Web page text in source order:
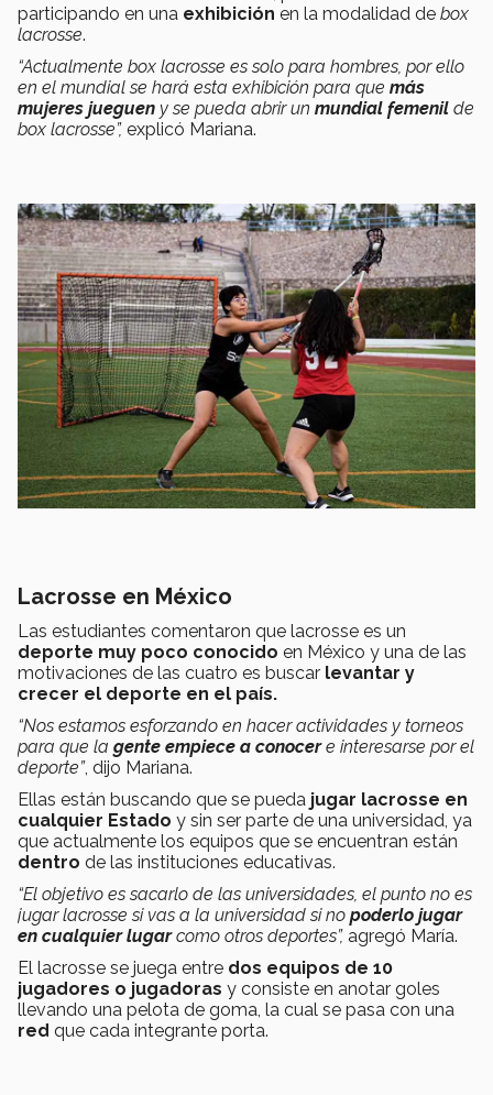
participando en una exhibición en la modalidad de box
lacrosse.
“Actualmente box lacrosse es solo para hombres, por ello
en el mundial se hará esta exhibición para que más
mujeres jueguen y se pueda abrir un mundial femenil de
box lacrosse”, explicó Mariana.
Lacrosse en México
Las estudiantes comentaron que lacrosse es un
deporte muy poco conocido en México y una de las
motivaciones de las cuatro es buscar levantar y
crecer el deporte en el país.
“Nos estamos esforzando en hacer actividades y torneos
para que la gente empiece a conocere interesarse por el
deporte”, dijo Mariana.
Ellas están buscando que se pueda jugar lacrosse en
cualquier Estado y sin ser parte de una universidad, ya
que actualmente los equipos que se encuentran están
dentro de las instituciones educativas.
“El objetivo es sacarlo de las universidades, el punto no es
jugar lacrosse si vas a la universidad si no poderlo jugar
en cualquier lugarcomo otros deportes”, agregó María.
El lacrosse se juega entre dos equipos de 10
jugadores o jugadoras y consiste en anotar goles
llevando una pelota de goma, la cual se pasa con una
red que cada integrante porta.